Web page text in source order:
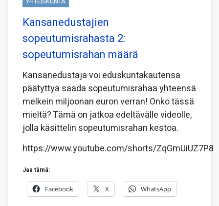
Kansanedustajien
sopeutumisrahasta 2:
sopeutumisrahan määrä
Kansanedustaja voi eduskuntakautensa
päätyttyä saada sopeutumisrahaa yhteensä
melkein miljoonan euron verran! Onko tässä
mieltä? Tämä on jatkoa edeltävälle videolle,
jolla käsittelin sopeutumisrahan kestoa.
https://www.youtube.com/shorts/ZqGmUiUZ7P8
Jaa tämä:
Facebook X WhatsApp